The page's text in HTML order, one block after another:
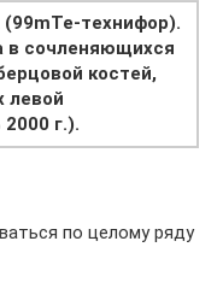
технифор).
в сочленяющихся
костей,
левой
г.).
по целому ряду